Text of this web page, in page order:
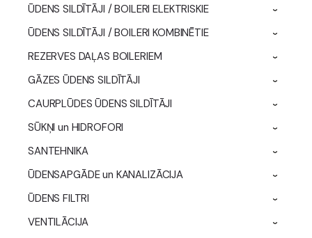
ŪDENS SILDĪTĀJI / BOILERI ELEKTRISKIE ›
ŪDENS SILDĪTĀJI / BOILERI KOMBINĒTIE ›
REZERVES DAĻAS BOILERIEM ›
GĀZES ŪDENS SILDĪTĀJI ›
CAURPLŪDES ŪDENS SILDĪTĀJI ›
SŪKŅI un HIDROFORI ›
SANTEHNIKA ›
ŪDENSAPGĀDE un KANALIZĀCIJA ›
ŪDENS FILTRI ›
VENTILĀCIJA ›